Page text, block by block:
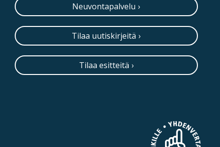
Neuvontapalvelu
Tilaa uutiskirjeitä
Tilaa esitteitä